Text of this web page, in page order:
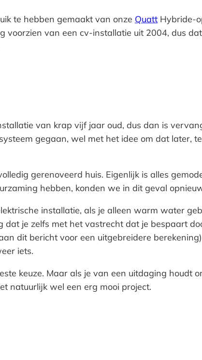
te hebben gemaakt van onze Quatt Hybride-
van een cv-installatie uit 2004, dus
van krap vijf jaar oud, dus dan is
gegaan, wel met het idee om dat later,
gerenoveerd huis. Eigenlijk is alles
hebben, konden we in dit geval
installatie, als je alleen warm water
je zelfs met het vastrecht dat je bespaart
dit bericht voor een uitgebreidere
iets.
keuze. Maar als je van een uitdaging houdt
natuurlijk wel een erg mooi project.